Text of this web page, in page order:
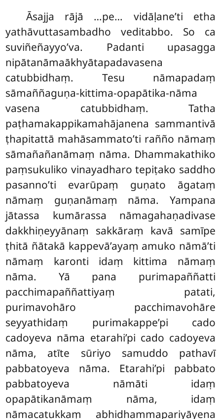
Āsajja rājā …pe… vidāḷane’ti etha
yathāvuttasambadho veditabbo. So ca
suviñeñayyo’va. Padanti upasagga
nipātanāmaākhyātapadavasena
catubbidhaṃ. Tesu nāmapadaṃ
sāmaññaguṇa-kittima-opapātika-nāma
vasena catubbidhaṃ. Tatha
paṭhamakappikamahājanena sammantivā
ṭhapitattā mahāsammato’ti rañño nāmaṃ
sāmañañanāmaṃ nāma. Dhammakathiko
paṃsukuliko vinayadharo tepiṭako saddho
pasanno’ti evarūpaṃ guṇato āgataṃ
nāmaṃ guṇanāmaṃ nāma. Yampana
jātassa kumārassa nāmagahaṇadivase
dakkhiṇeyyānaṃ sakkāraṃ kavā samīpe
ṭhitā ñātakā kappevā’ayaṃ amuko nāmā’ti
nāmaṃ karonti idaṃ kittima nāmaṃ
nāma. Yā pana purimapaññatti
pacchimapaññattiyaṃ patati,
purimavohāro pacchimavohāre
seyyathidaṃ purimakappe’pi cado
cadoyeva nāma etarahi’pi cado cadoyeva
nāma, atīte sūriyo samuddo pathavī
pabbatoyeva nāma. Etarahi’pi pabbato
pabbatoyeva nāmāti idaṃ
opapātikanāmaṃ nāma, idaṃ
nāmacatukkaṃ abhidhammapariyāyena